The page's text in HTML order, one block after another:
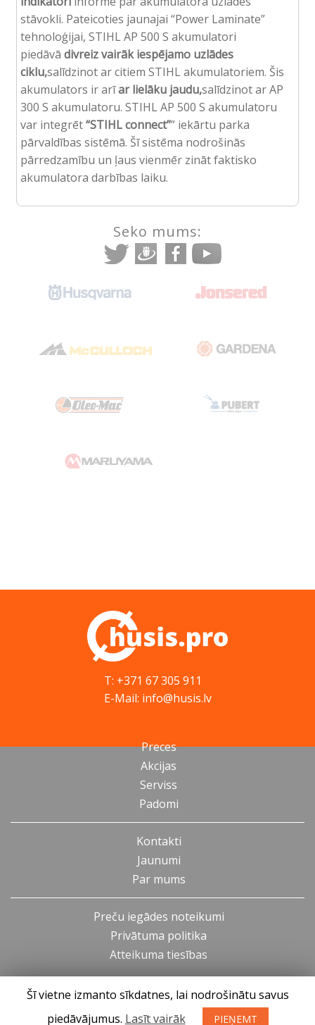
stāvokli. Pateicoties jaunajai “Power Laminate”
tehnoloģijai, STIHL AP 500 S akumulatori
piedāvā divreiz vairāk iespējamo uzlādes
ciklu,salīdzinot ar citiem STIHL akumulatoriem. Šis
akumulators ir arīar lielāku jaudu,salīdzinot ar AP
300 S akumulatoru. STIHL AP 500 S akumulatoru
var integrēt“STIHL connect”” iekārtu parka
pārvaldības sistēmā. Šī sistēma nodrošinās
pārredzamību un ļaus vienmēr zināt faktisko
akumulatora darbības laiku.
Seko mums:
T: +371 67 305 911
E-Mail: info@husis.lv
Preces
Akcijas
Serviss
Padomi
Kontakti
Jaunumi
Par mums
Preču iegādes noteikumi
Privātuma politika
Atteikuma tiesības
Šī vietne izmanto sīkdatnes, lai nodrošinātu savus
piedāvājumus. Lasīt vairāk PIEŅEMT